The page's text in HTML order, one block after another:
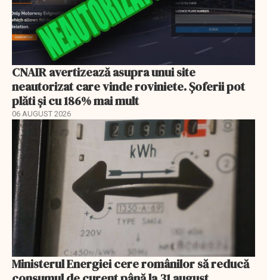
CNAIR avertizează asupra unui site
neautorizat care vinde roviniete. Șoferii pot
plăti și cu 186% mai mult
06 AUGUST 2026
Ministerul Energiei cere românilor să reducă